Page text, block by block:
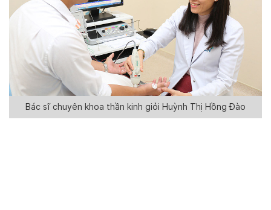
Bác sĩ chuyên khoa thần kinh giỏi Huỳnh Thị Hồng Đào